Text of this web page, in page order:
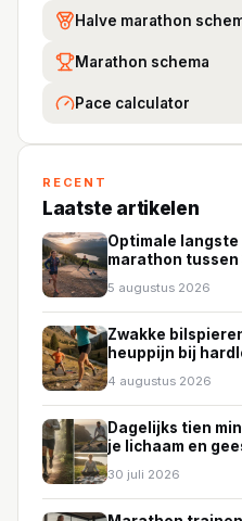
Halve marathon
Marathon schema
Pace calculator
RECENT
Laatste artikelen
Optimale
marathon tussen
5 augustus 2026
Zwakke
heuppijn bij
4 augustus 2026
Dagelijks tien
je lichaam en
30 juli 2026